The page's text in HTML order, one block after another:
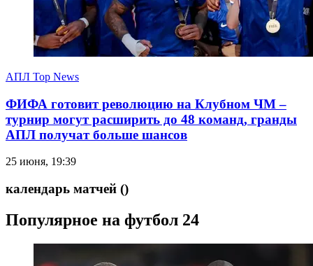
АПЛ Top News
ФИФА готовит революцию на Клубном ЧМ –
турнир могут расширить до 48 команд, гранды
АПЛ получат больше шансов
25 июня, 19:39
календарь матчей ()
Популярное на футбол 24